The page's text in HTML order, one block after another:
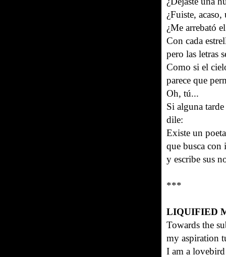
¿Fuiste,
¿Me arrebató
Con cada
pero las letras
Como si el
parece que
Oh, tú...
Si alguna
dile:
Existe un poeta
que busca con
y escribe sus
***
LIQUIFIED
Towards the
my aspiration
I am a